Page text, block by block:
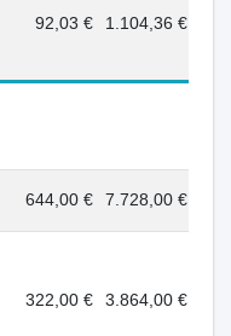
92,03 € 1.104,36 €
644,00 € 7.728,00 €
322,00 € 3.864,00 €